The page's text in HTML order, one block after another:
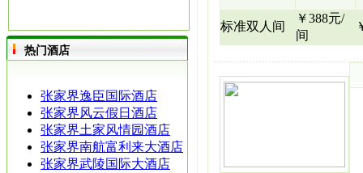
热门酒店
张家界逸臣国际酒店
张家界风云假日酒店
张家界土家风情园酒店
张家界南航富利来大酒店
张家界武陵国际大酒店
标准双人间
￥388元/
间